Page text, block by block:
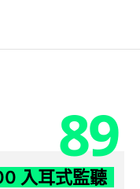
89
入耳式監聽